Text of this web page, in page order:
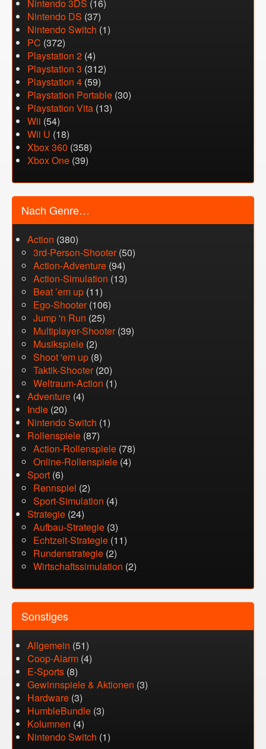
Nintendo 3DS (16)
Nintendo DS (37)
Nintendo Switch (1)
PC (372)
Playstation 2 (4)
Playstation 3 (312)
Playstation 4 (59)
Playstation Portable (30)
Playstation Vita (13)
Wii (54)
Wii U (18)
Xbox 360 (358)
Xbox One (39)
Nach Genre…
Action (380)
3rd-Person-Shooter(50)
Action-Adventure (94)
Action-Simulation (13)
Beat ’em up (11)
Ego-Shooter(106)
Jump 'n Run (25)
Multiplayer-Shooter(39)
Musikspiele (2)
Shoot 'em up (8)
Taktik-Shooter(20)
Weltraum-Action (1)
Adventure (4)
Indie (20)
Nintendo Switch (1)
Rollenspiele (87)
Action-Rollenspiele (78)
Online-Rollenspiele (4)
Sport (6)
Rennspiel (2)
Sport-Simulation (4)
Strategie (24)
Aufbau-Strategie (3)
Echtzeit-Strategie (11)
Rundenstrategie (2)
Wirtschaftssimulation (2)
Sonstiges
Allgemein (51)
Coop-Alarm (4)
E-Sports (8)
Gewinnspiele & Aktionen (3)
Hardware (3)
HumbleBundle (3)
Kolumnen (4)
Nintendo Switch (1)